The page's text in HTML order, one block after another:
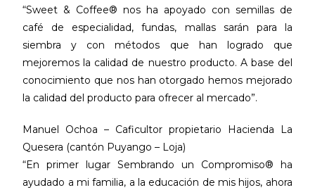
“Sweet & Coffee® nos ha apoyado con semillas de
café de especialidad, fundas, mallas sarán para la
siembra y con métodos que han logrado que
mejoremos la calidad de nuestro producto. A base del
conocimiento que nos han otorgado hemos mejorado
la calidad del producto para ofrecer al mercado”.
Manuel Ochoa – Caficultor propietario Hacienda La
Quesera (cantón Puyango – Loja)
“En primer lugar Sembrando un Compromiso® ha
ayudado a mi familia, a la educación de mis hijos, ahora